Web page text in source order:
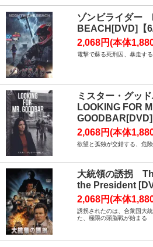
ゾンビライダー
BEACH[DVD]【
2,068円(本体
電撃で蘇る死刑囚、暴走す
ミスター・グッ
LOOKING FOR
GOODBAR[DVD]
2,068円(本体
欲望と孤独が交錯する、危険
大統領の誘拐
the President
2,068円(本体
誘拐されたのは、合衆国大
た、極限の頭脳戦が始まる